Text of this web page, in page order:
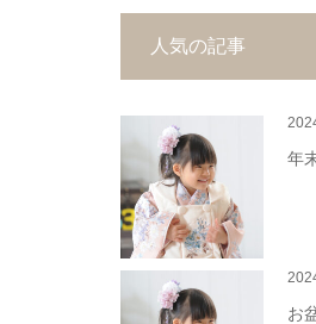
人気の記事
年
お